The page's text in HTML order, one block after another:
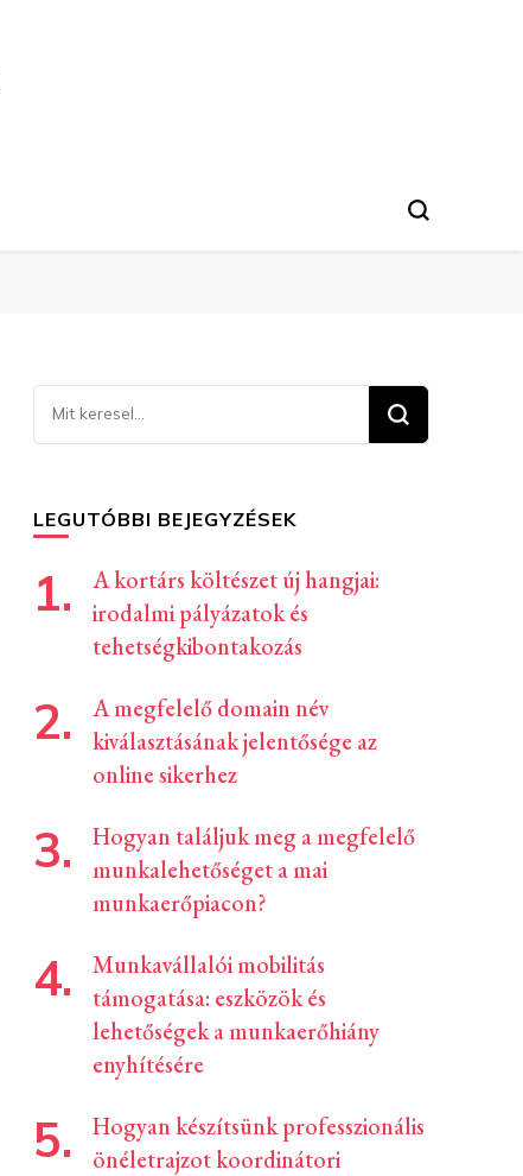
Keresel
valamit?
LEGUTÓBBI BEJEGYZÉSEK
A kortárs költészet új hangjai:
irodalmi pályázatok és
tehetségkibontakozás
A megfelelő domain név
kiválasztásának jelentősége az
online sikerhez
Hogyan találjuk meg a megfelelő
munkalehetőséget a mai
munkaerőpiacon?
Munkavállalói mobilitás
támogatása: eszközök és
lehetőségek a munkaerőhiány
enyhítésére
Hogyan készítsünk professzionális
önéletrajzot koordinátori